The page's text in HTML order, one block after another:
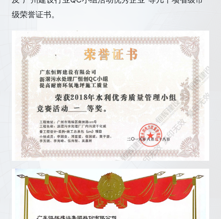
级荣誉证书。